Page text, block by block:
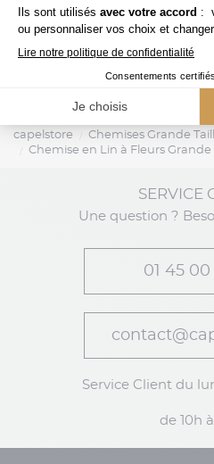
capelstore
Chemises Grande
Chemise en Lin à Fleurs
SERVICE
Une question ?
01 45 00
Service Client du
de 10h